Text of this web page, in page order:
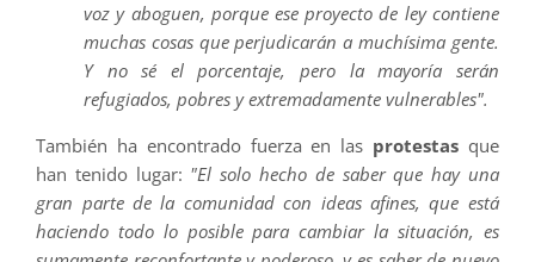
voz y aboguen, porque ese proyecto de ley contiene
muchas cosas que perjudicarán a muchísima gente.
Y no sé el porcentaje, pero la mayoría serán
refugiados, pobres y extremadamente vulnerables".
También ha encontrado fuerza en las protestas que
han tenido lugar: "El solo hecho de saber que hay una
gran parte de la comunidad con ideas afines, que está
haciendo todo lo posible para cambiar la situación, es